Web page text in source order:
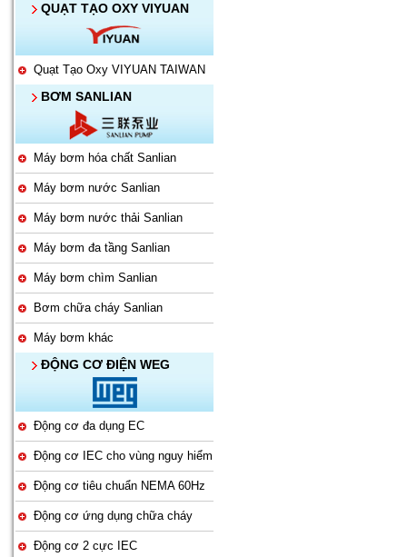
QUẠT TẠO OXY VIYUAN
Quạt Tạo Oxy VIYUAN TAIWAN
BƠM SANLIAN
Máy bơm hóa chất Sanlian
Máy bơm nước Sanlian
Máy bơm nước thải Sanlian
Máy bơm đa tầng Sanlian
Máy bơm chìm Sanlian
Bơm chữa cháy Sanlian
Máy bơm khác
ĐỘNG CƠ ĐIỆN WEG
Động cơ đa dụng EC
Động cơ IEC cho vùng nguy hiểm
Động cơ tiêu chuẩn NEMA 60Hz
Động cơ ứng dụng chữa cháy
Động cơ 2 cực IEC